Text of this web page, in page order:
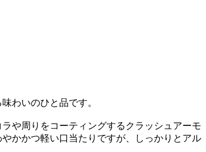
わいのひと品です。
や周りをコーティングするクラッシュアーモ
かかつ軽い口当たりですが、しっかりとアル